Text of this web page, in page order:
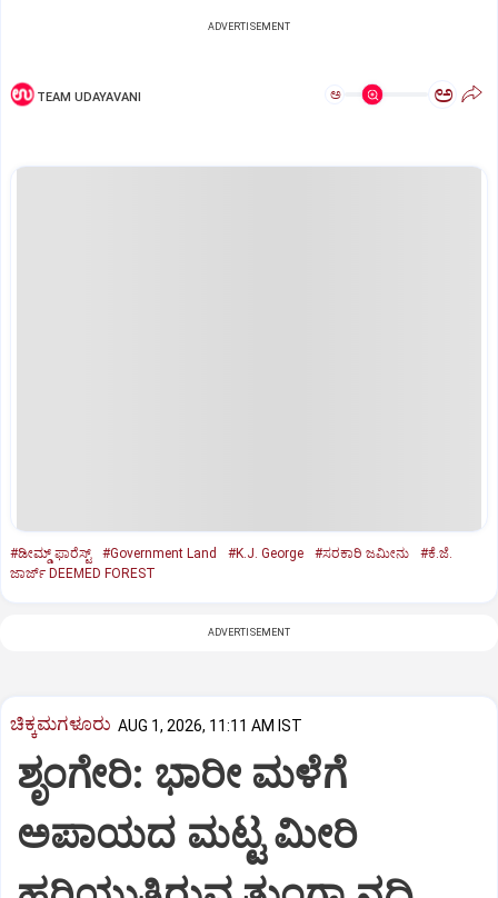
ADVERTISEMENT
TEAM UDAYAVANI ಅ ಅ
#ಡೀಮ್ಡ್ ಫಾರೆಸ್ಟ್‌ #Government Land #K.J. George #ಸರಕಾರಿ ಜಮೀನು
#ಕೆ.ಜೆ.
ಜಾರ್ಜ್‌ DEEMED FOREST
ADVERTISEMENT
ಚಿಕ್ಕಮಗಳೂರು AUG 1, 2026, 11:11 AM IST
ಶೃಂಗೇರಿ: ಭಾರೀ ಮಳೆಗೆ
ಅಪಾಯದ ಮಟ್ಟ ಮೀರಿ